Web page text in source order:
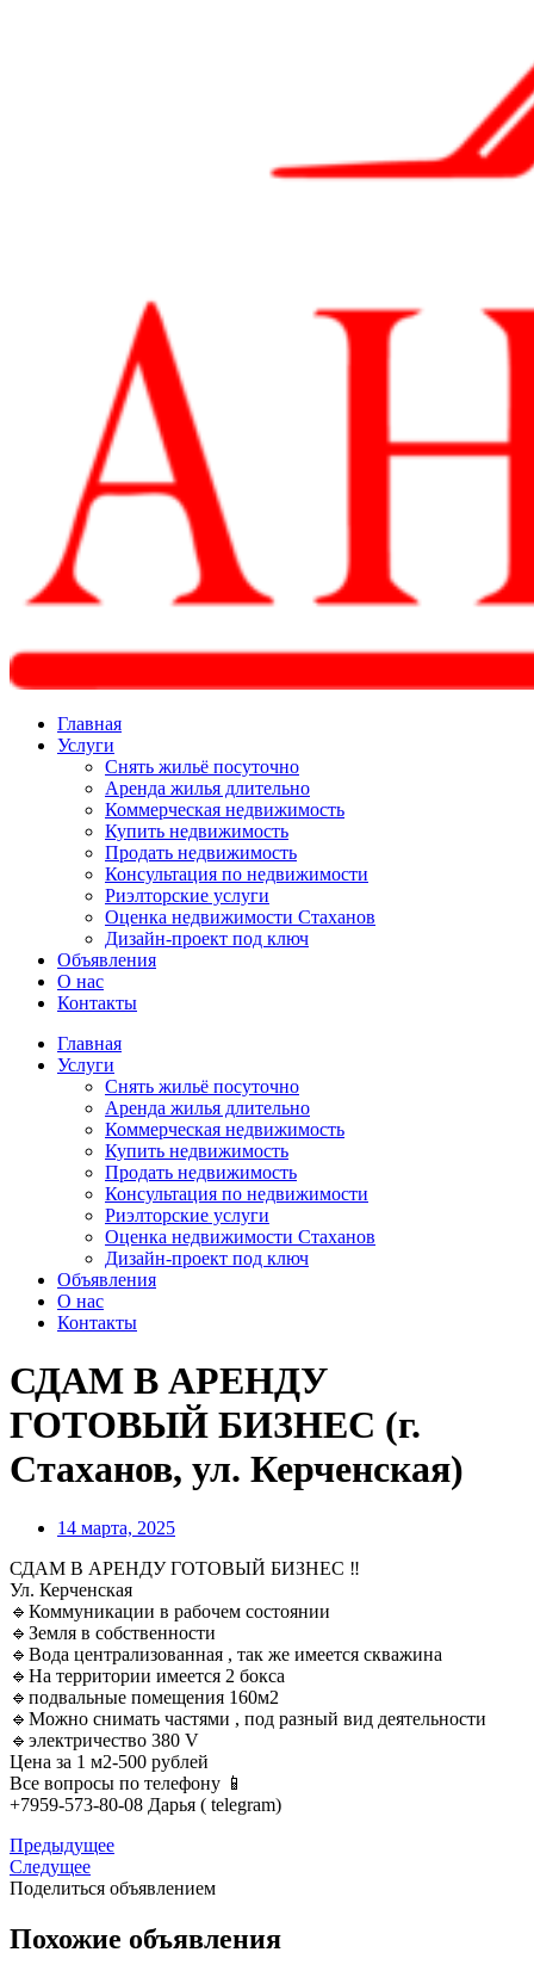
Главная
Услуги
Снять жильё посуточно
Аренда жилья длительно
Коммерческая недвижимость
Купить недвижимость
Продать недвижимость
Консультация по недвижимости
Риэлторские услуги
Оценка недвижимости Стаханов
Дизайн-проект под ключ
Объявления
О нас
Контакты
Главная
Услуги
Снять жильё посуточно
Аренда жилья длительно
Коммерческая недвижимость
Купить недвижимость
Продать недвижимость
Консультация по недвижимости
Риэлторские услуги
Оценка недвижимости Стаханов
Дизайн-проект под ключ
Объявления
О нас
Контакты
СДАМ В АРЕНДУ
ГОТОВЫЙ БИЗНЕС (г.
Стаханов, ул. Керченская)
14 марта, 2025
СДАМ В АРЕНДУ ГОТОВЫЙ БИЗНЕС ‼️
Ул. Керченская
🔹Коммуникации в рабочем состоянии
🔹Земля в собственности
🔹Вода централизованная , так же имеется скважина
🔹На территории имеется 2 бокса
🔹подвальные помещения 160м2
🔹Можно снимать частями , под разный вид деятельности
🔹электричество 380 V
Цена за 1 м2-500 рублей
Все вопросы по телефону 📱
+7959-573-80-08 Дарья ( telegram)
Предыдущее
Следущее
Поделиться объявлением
Похожие объявления